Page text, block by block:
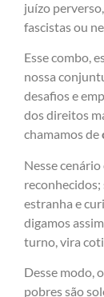
juízo
fascistas ou
Esse combo,
nossa
desafios e
dos direitos
chamamos de
Nesse
estranha e
digamos
turno, vira
Desse modo,
pobres são